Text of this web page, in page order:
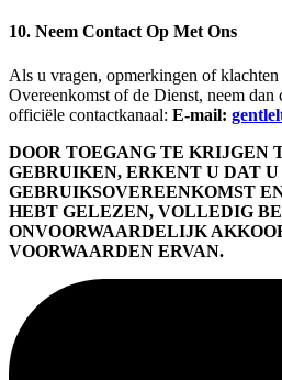
10. Neem Contact Op Met Ons
Als u vragen, opmerkingen of klachten
Overeenkomst of de Dienst, neem dan
officiële contactkanaal: E-mail:
DOOR TOEGANG TE KRIJGEN
GEBRUIKEN, ERKENT U DAT U
GEBRUIKSOVEREENKOMST
HEBT GELEZEN, VOLLEDIG
ONVOORWAARDELIJK
VOORWAARDEN ERVAN.